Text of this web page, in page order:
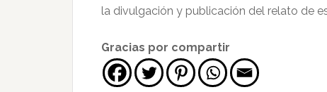
la divulgación y publicación del relato de
Gracias por compartir